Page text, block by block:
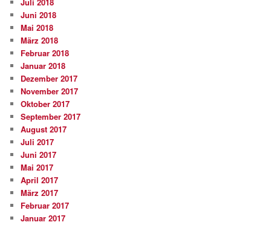
Juni 2018
Mai 2018
März 2018
Februar 2018
Januar 2018
Dezember 2017
November 2017
Oktober 2017
September 2017
August 2017
Juli 2017
Juni 2017
Mai 2017
April 2017
März 2017
Februar 2017
Januar 2017